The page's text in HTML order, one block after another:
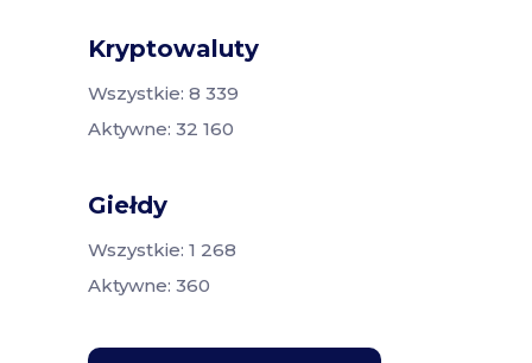
Kryptowaluty
Wszystkie: 8 339
Aktywne: 32 160
Giełdy
Wszystkie: 1 268
Aktywne: 360